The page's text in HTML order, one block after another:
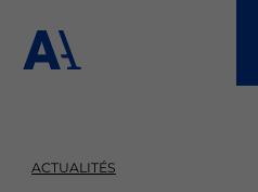
ACTUALITÉS